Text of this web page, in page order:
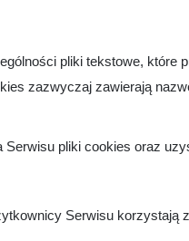
pliki tekstowe,
zazwyczaj zawierają
pliki cookies oraz
Serwisu